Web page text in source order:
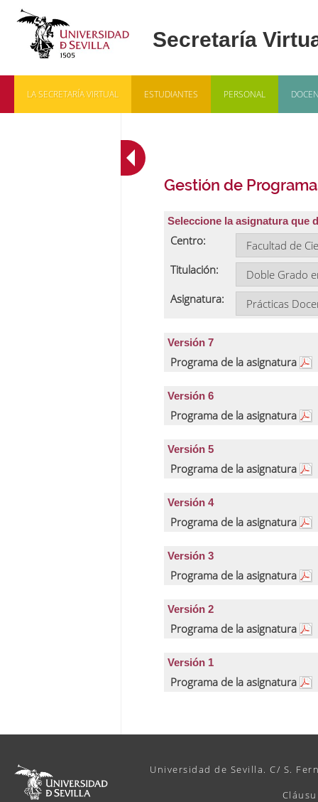
LA SECRETARÍA VIRTUAL ESTUDIANTES PERSONAL
Gestión de
Seleccione la asignatura que
Centro:
Titulación:
Asignatura:
Versión 7
Programa de la asignatura
Versión 6
Programa de la asignatura
Versión 5
Programa de la asignatura
Versión 4
Programa de la asignatura
Versión 3
Programa de la asignatura
Versión 2
Programa de la asignatura
Versión 1
Programa de la asignatura
Universidad de Sevilla. C/ S.